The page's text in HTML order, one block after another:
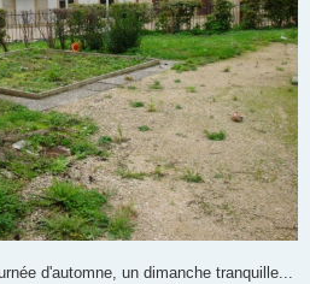
d'automne, un dimanche tranquille...